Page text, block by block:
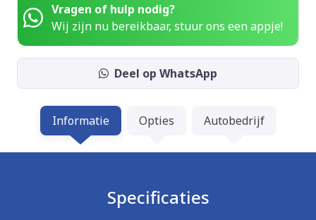
Vragen of hulp nodig?
Wij zijn nu bereikbaar, stuur ons een appje!
Deel op WhatsApp
Informatie Opties Autobedrijf
Specificaties